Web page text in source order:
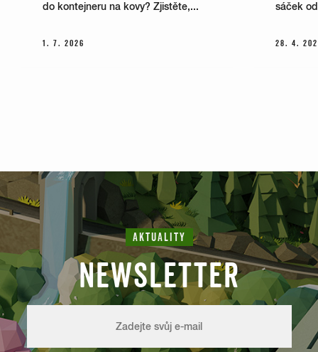
do kontejneru na kovy? Zjistěte,...
1. 7. 2026
sáček
28. 4.
AKTUALITY
NEWSLETTER